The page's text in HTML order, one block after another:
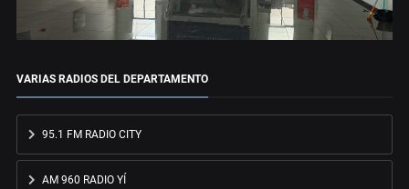
VARIAS RADIOS DEL DEPARTAMENTO
95.1 FM RADIO CITY
AM 960 RADIO YÍ